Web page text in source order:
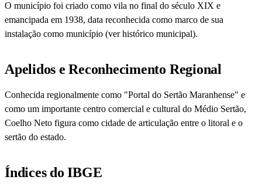
O município foi criado como vila no final do século XIX e
emancipada em 1938, data reconhecida como marco de sua
instalação como município (ver histórico municipal).
Apelidos e Reconhecimento Regional
Conhecida regionalmente como "Portal do Sertão Maranhense" e
como um importante centro comercial e cultural do Médio Sertão,
Coelho Neto figura como cidade de articulação entre o litoral e o
sertão do estado.
Índices do IBGE